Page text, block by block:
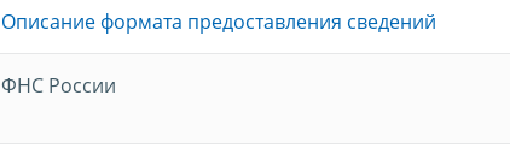
Описание формата предоставления сведений
ФНС России